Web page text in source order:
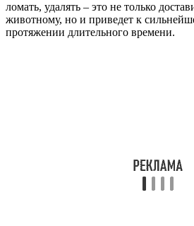
ломать, удалять – это не только
животному, но и приведет к
протяжении длительного времени.